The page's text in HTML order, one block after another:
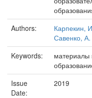
Authors:
Карпекин,
Савенко, А.
Keywords:
материалы
Issue
Date:
2019